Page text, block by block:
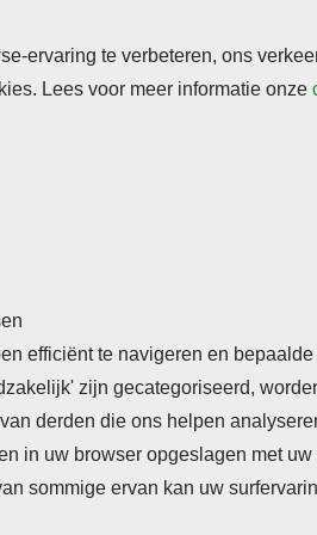
ervaring te verbeteren, ons
Lees voor meer informatie onze
efficiënt te navigeren en
zijn gecategoriseerd,
derden die ons helpen
in uw browser opgeslagen met
sommige ervan kan uw